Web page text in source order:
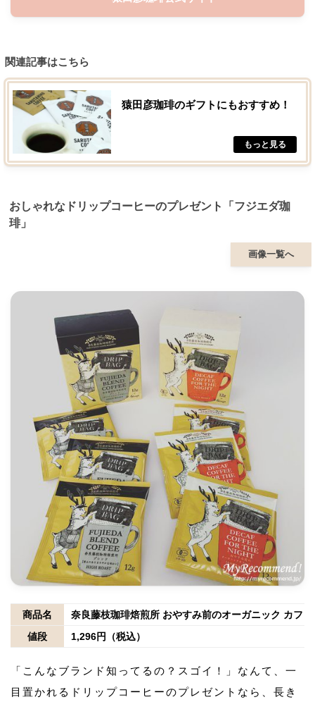
関連記事はこちら
猿田彦珈琲のギフトにもおすすめ！
おしゃれなドリップコーヒーのプレゼント「フジエダ珈
琲」
画像一覧へ
商品名
奈良藤枝珈琲焙煎所 おやすみ前のオーガニック カフ
値段
1,296円（税込）
「こんなブランド知ってるの？スゴイ！」なんて、一
目置かれるドリップコーヒーのプレゼントなら、長き